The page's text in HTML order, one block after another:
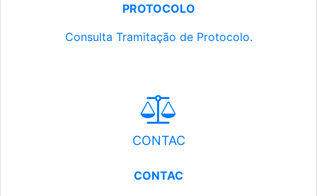
PROTOCOLO
Consulta Tramitação de Protocolo.
CONTAC
CONTAC